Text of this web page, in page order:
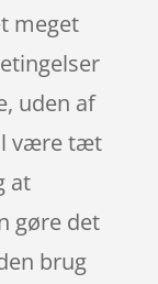
meget
uden af
være tæt
at
gøre det
brug